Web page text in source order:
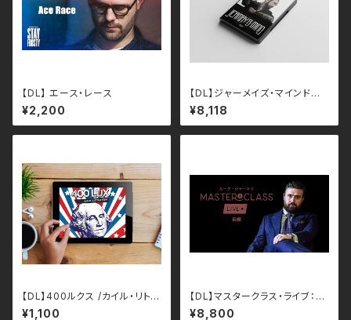
【DL】 エース・レース
¥2,200
【DL】ジャーメイズ・マインド第１
巻/ルーク・ジャーメイ （日本語
字幕）
¥8,118
【DL】400ルクス /カイル・リトル
トン（日本語字幕）
¥1,100
【DL】マスタークラス・ライブ：ル
ーク・ジャーメイ 前編（日本語
¥8,800